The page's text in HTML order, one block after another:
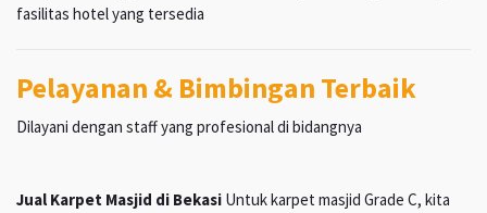
fasilitas hotel yang tersedia
Pelayanan & Bimbingan Terbaik
Dilayani dengan staff yang profesional di bidangnya
Jual Karpet Masjid di Bekasi Untuk karpet masjid Grade C, kita